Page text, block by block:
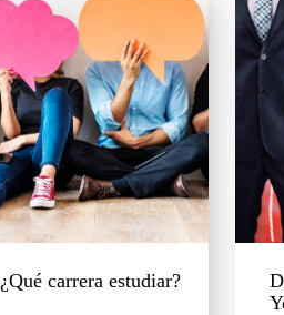
¿Qué carrera estudiar?